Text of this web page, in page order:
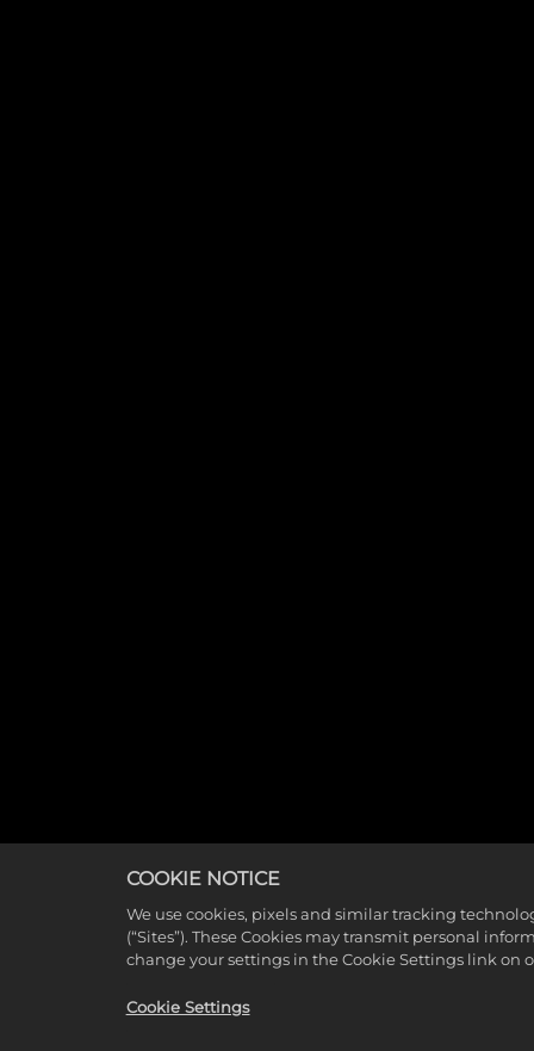
COOKIE NOTICE
We use cookies, pixels and similar tracking
(“Sites”). These Cookies may transmit personal
change your settings in the Cookie Settings link on
Cookie Settings